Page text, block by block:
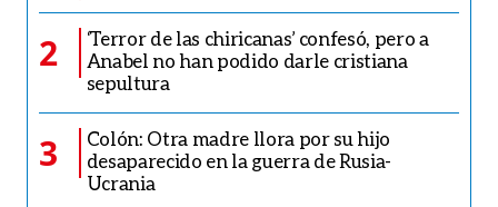
2
‘Terror de las chiricanas’ confesó, pero a
Anabel no han podido darle cristiana
sepultura
3
Colón: Otra madre llora por su hijo
desaparecido en la guerra de Rusia-
Ucrania